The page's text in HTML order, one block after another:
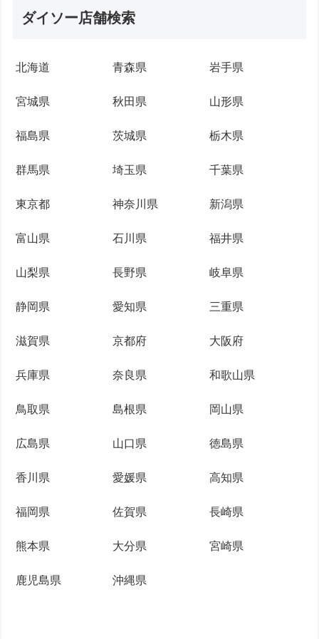
ダイソー店舗検索
北海道 青森県 岩手県
宮城県 秋田県 山形県
福島県 茨城県 栃木県
群馬県 埼玉県 千葉県
東京都 神奈川県 新潟県
富山県 石川県 福井県
山梨県 長野県 岐阜県
静岡県 愛知県 三重県
滋賀県 京都府 大阪府
兵庫県 奈良県 和歌山県
鳥取県 島根県 岡山県
広島県 山口県 徳島県
香川県 愛媛県 高知県
福岡県 佐賀県 長崎県
熊本県 大分県 宮崎県
鹿児島県 沖縄県